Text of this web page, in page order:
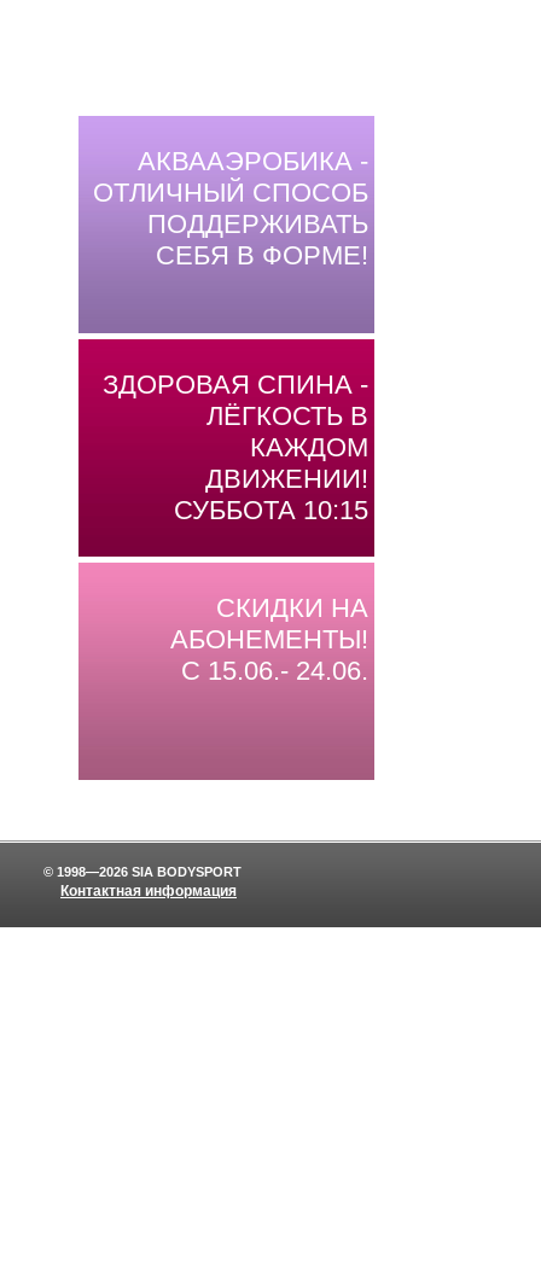
АКВААЭРОБИКА -
ОТЛИЧНЫЙ СПОСОБ
ПОДДЕРЖИВАТЬ
СЕБЯ В ФОРМЕ!
ЗДОРОВАЯ СПИНА -
ЛЁГКОСТЬ В
КАЖДОМ
ДВИЖЕНИИ!
СУББОТА 10:15
СКИДКИ НА
АБОНЕМЕНТЫ!
С 15.06.- 24.06.
Контактная информация
© 1998—2026 SIA BODYSPORT